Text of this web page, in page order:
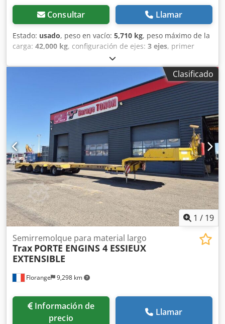
Consultar Llamar
Estado: usado, peso en vacío: 5,710 kg, peso máximo de la
carga: 42,000 kg, configuración de ejes: 3 ejes, primer
, amortiguación:
36,290 kg, 20" 30" 40" 45" CAJA DE ALMACENAMIENTO
CAJÓN MANUAL EXTENSIBLE DELANTERO Y TRASERO
PRIMER EJE ELEVABLE Djdpfxsx E Sbwe Ab Ueck
Clasificado
1 / 19
Florange 9,298 km
Semirremolque para material largo
Trax PORTE ENGINS 4 ESSIEUX
EXTENSIBLE
Información de
precio
Llamar